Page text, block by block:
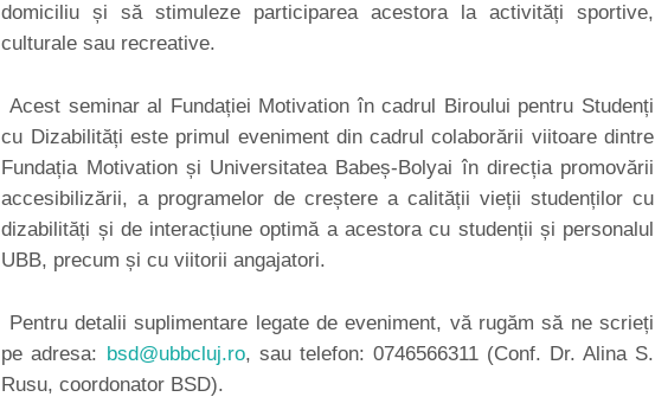
domiciliu și să stimuleze participarea acestora la activități sportive,
culturale sau recreative.
Acest seminar al Fundației Motivation în cadrul Biroului pentru Studenți
cu Dizabilități este primul eveniment din cadrul colaborării viitoare dintre
Fundația Motivation și Universitatea Babeș-Bolyai în direcția promovării
accesibilizării, a programelor de creștere a calității vieții studenților cu
dizabilități și de interacțiune optimă a acestora cu studenții și personalul
UBB, precum și cu viitorii angajatori.
Pentru detalii suplimentare legate de eveniment, vă rugăm să ne scrieți
pe adresa: bsd@ubbcluj.ro, sau telefon: 0746566311 (Conf. Dr. Alina S.
Rusu, coordonator BSD).